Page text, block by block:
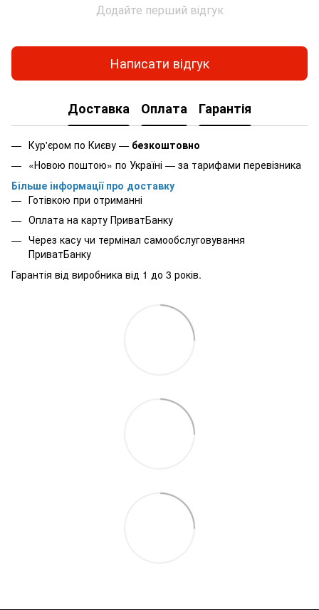
Додайте перший відгук
Написати відгук
Доставка Оплата Гарантія
Кур'єром по Києву — безкоштовно
«Новою поштою» по Україні — за тарифами перевізника
Більше інформації про доставку
Готівкою при отриманні
Оплата на карту ПриватБанку
Через касу чи термінал самообслуговування
ПриватБанку
Гарантія від виробника від 1 до 3 років.